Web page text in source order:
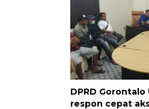
DPRD Gorontalo
respon cepat